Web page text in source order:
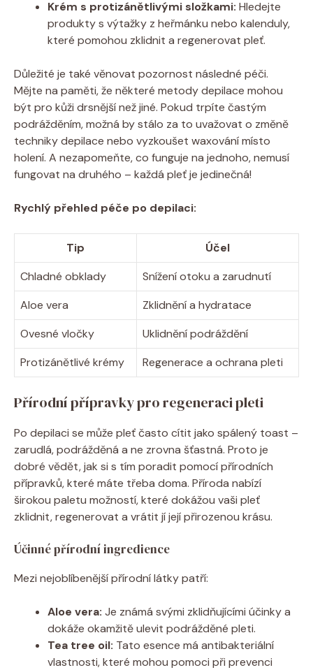
Krém s protizánětlivými složkami: Hledejte
produkty s výtažky z heřmánku nebo kalenduly,
které pomohou zklidnit a regenerovat pleť.
Důležité je také věnovat pozornost následné péči.
Mějte na paměti, že některé metody depilace mohou
být pro kůži drsnější než jiné. Pokud trpíte častým
podrážděním, možná by stálo za to uvažovat o změně
techniky depilace nebo vyzkoušet waxování místo
holení. A nezapomeňte, co funguje na jednoho, nemusí
fungovat na druhého – každá pleť je jedinečná!
Rychlý přehled péče po depilaci:
Tip
Účel
Chladné obklady
Snížení otoku a zarudnutí
Aloe vera
Zklidnění a hydratace
Ovesné vločky
Uklidnění podráždění
Protizánětlivé krémy
Regenerace a ochrana pleti
Přírodní přípravky pro regeneraci pleti
Po depilaci se může pleť často cítit jako spálený toast –
zarudlá, podrážděná a ne zrovna šťastná. Proto je
dobré vědět, jak si s tím poradit pomocí přírodních
přípravků, které máte třeba doma. Příroda nabízí
širokou paletu možností, které dokážou vaši pleť
zklidnit, regenerovat a vrátit jí její přirozenou krásu.
Účinné přírodní ingredience
Mezi nejoblíbenější přírodní látky patří:
Aloe vera: Je známá svými zklidňujícími účinky a
dokáže okamžitě ulevit podrážděné pleti.
Tea tree oil: Tato esence má antibakteriální
vlastnosti, které mohou pomoci při prevenci